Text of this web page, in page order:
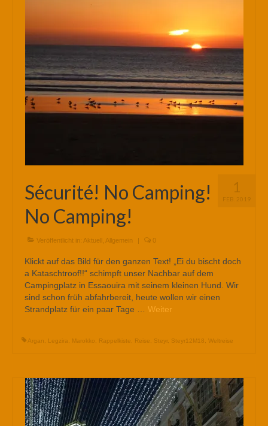
1
FEB. 2019
Sécurité! No Camping!
No Camping!
Veröffentlicht in: Aktuell Allgemein | 0
Klickt auf das Bild für den ganzen Text! „Ei du bischt doch
a Kataschtroof!!“ schimpft unser Nachbar auf dem
Campingplatz in Essaouira mit seinem kleinen Hund. Wir
sind schon früh abfahrbereit, heute wollen wir einen
Strandplatz für ein paar Tage … Weiter
Argan Legzira Marokko Rappelkiste Reise Steyr, Steyr12M18 Weltreise